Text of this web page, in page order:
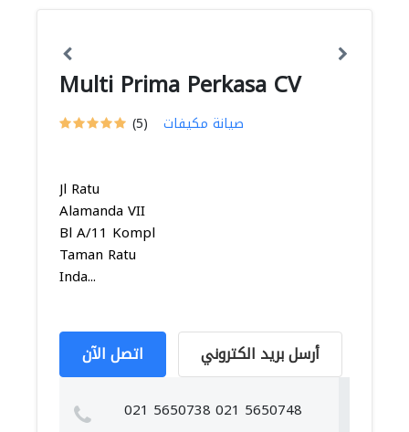
Multi Prima Perkasa CV
(5) صيانة مكيفات
Jl Ratu
Alamanda VII
Bl A/11 Kompl
Taman Ratu
Inda...
اتصل الآن أرسل بريد الكتروني
021 5650738 021 5650748